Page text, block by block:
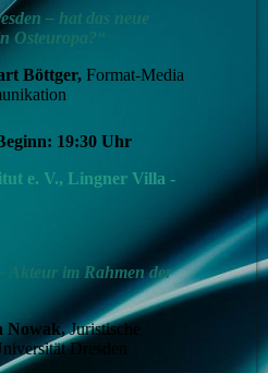
– hat das neue
Osteuropa?“
Böttger,Format-Media
19:30 Uhr
e. V., Lingner Villa -
Akteur im Rahmen der
Nowak,Juristische
Dresden